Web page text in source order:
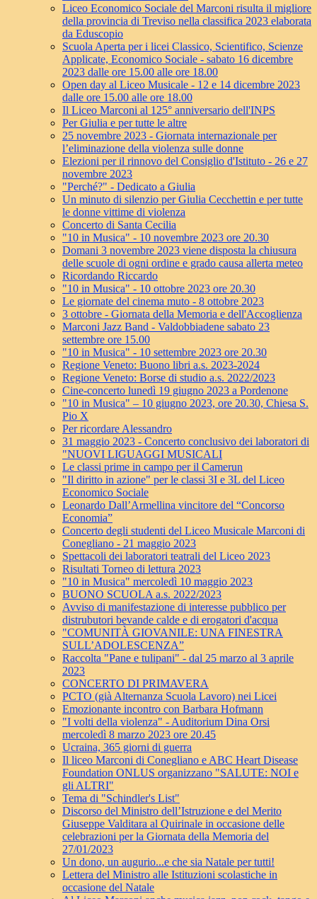
Liceo Economico Sociale del Marconi risulta il migliore
della provincia di Treviso nella classifica 2023 elaborata
da Eduscopio
Scuola Aperta per i licei Classico, Scientifico, Scienze
Applicate, Economico Sociale - sabato 16 dicembre
2023 dalle ore 15.00 alle ore 18.00
Open day al Liceo Musicale - 12 e 14 dicembre 2023
dalle ore 15.00 alle ore 18.00
Il Liceo Marconi al 125° anniversario dell'INPS
Per Giulia e per tutte le altre
25 novembre 2023 - Giornata internazionale per
l’eliminazione della violenza sulle donne
Elezioni per il rinnovo del Consiglio d'Istituto - 26 e 27
novembre 2023
"Perché?" - Dedicato a Giulia
Un minuto di silenzio per Giulia Cecchettin e per tutte
le donne vittime di violenza
Concerto di Santa Cecilia
"10 in Musica" - 10 novembre 2023 ore 20.30
Domani 3 novembre 2023 viene disposta la chiusura
delle scuole di ogni ordine e grado causa allerta meteo
Ricordando Riccardo
"10 in Musica" - 10 ottobre 2023 ore 20.30
Le giornate del cinema muto - 8 ottobre 2023
3 ottobre - Giornata della Memoria e dell'Accoglienza
Marconi Jazz Band - Valdobbiadene sabato 23
settembre ore 15.00
"10 in Musica" - 10 settembre 2023 ore 20.30
Regione Veneto: Buono libri a.s. 2023-2024
Regione Veneto: Borse di studio a.s. 2022/2023
Cine-concerto lunedì 19 giugno 2023 a Pordenone
"10 in Musica" – 10 giugno 2023, ore 20.30, Chiesa S.
Pio X
Per ricordare Alessandro
31 maggio 2023 - Concerto conclusivo dei laboratori di
"NUOVI LIGUAGGI MUSICALI
Le classi prime in campo per il Camerun
"Il diritto in azione" per le classi 3I e 3L del Liceo
Economico Sociale
Leonardo Dall’Armellina vincitore del “Concorso
Economia”
Concerto degli studenti del Liceo Musicale Marconi di
Conegliano - 21 maggio 2023
Spettacoli dei laboratori teatrali del Liceo 2023
Risultati Torneo di lettura 2023
"10 in Musica" mercoledì 10 maggio 2023
BUONO SCUOLA a.s. 2022/2023
Avviso di manifestazione di interesse pubblico per
distrubutori bevande calde e di erogatori d'acqua
"COMUNITÀ GIOVANILE: UNA FINESTRA
SULL’ADOLESCENZA”
Raccolta "Pane e tulipani" - dal 25 marzo al 3 aprile
2023
CONCERTO DI PRIMAVERA
PCTO (già Alternanza Scuola Lavoro) nei Licei
Emozionante incontro con Barbara Hofmann
"I volti della violenza" - Auditorium Dina Orsi
mercoledì 8 marzo 2023 ore 20.45
Ucraina, 365 giorni di guerra
Il liceo Marconi di Conegliano e ABC Heart Disease
Foundation ONLUS organizzano "SALUTE: NOI e
gli ALTRI"
Tema di "Schindler's List"
Discorso del Ministro dell’Istruzione e del Merito
Giuseppe Valditara al Quirinale in occasione delle
celebrazioni per la Giornata della Memoria del
27/01/2023
Un dono, un augurio...e che sia Natale per tutti!
Lettera del Ministro alle Istituzioni scolastiche in
occasione del Natale